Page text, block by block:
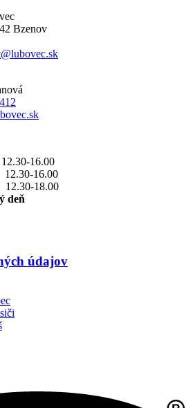
Bzenov
16.00
16.00
18.00
deň
údajov